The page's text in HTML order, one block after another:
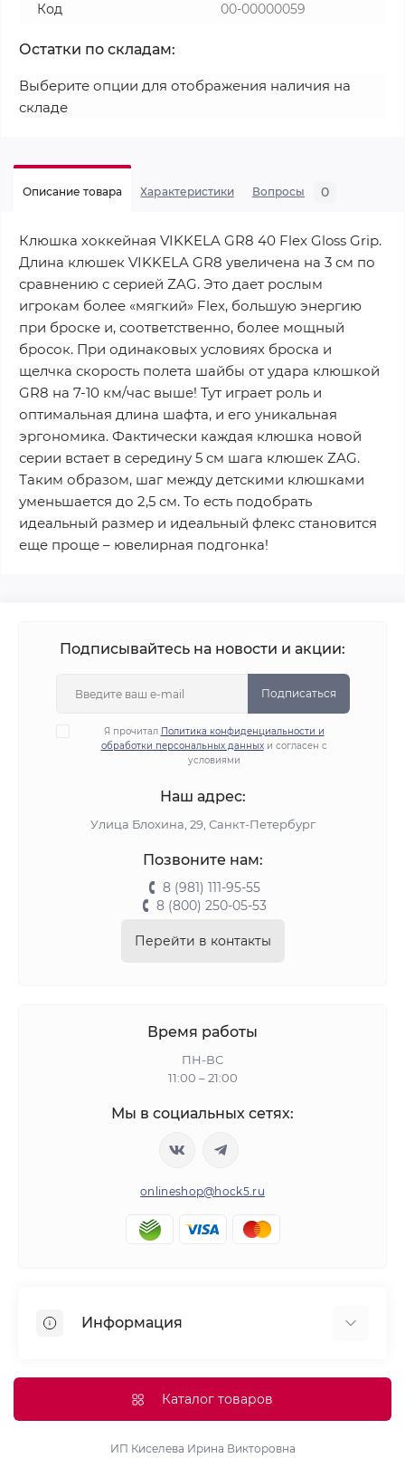
Код
00-00000059
Остатки по складам:
Выберите опции для отображения наличия на
складе
Описание товара Характеристики Вопросы 0
Клюшка хоккейная VIKKELA GR8 40 Flex Gloss Grip.
Длина клюшек VIKKELA GR8 увеличена на 3 см по
сравнению с серией ZAG. Это дает рослым
игрокам более «мягкий» Flex, большую энергию
при броске и, соответственно, более мощный
бросок. При одинаковых условиях броска и
щелчка скорость полета шайбы от удара клюшкой
GR8 на 7-10 км/час выше! Тут играет роль и
оптимальная длина шафта, и его уникальная
эргономика. Фактически каждая клюшка новой
серии встает в середину 5 см шага клюшек ZAG.
Таким образом, шаг между детскими клюшками
уменьшается до 2,5 см. То есть подобрать
идеальный размер и идеальный флекс становится
еще проще – ювелирная подгонка!
Подписывайтесь на новости и акции:
Подписаться
Я прочитал Политика конфиденциальности и
обработки персональных данныхи согласен с
условиями
Наш адрес:
Улица Блохина, 29, Санкт-Петербург
Позвоните нам:
8 (981) 111-95-55
8 (800) 250-05-53
Перейти в контакты
Время работы
ПН-ВС
11:00 – 21:00
Мы в социальных сетях:
onlineshop@hock5.ru
Информация
Доставка
Политика конфиденциальности и обработки
Каталог товаров
ИП Киселева Ирина Викторовна